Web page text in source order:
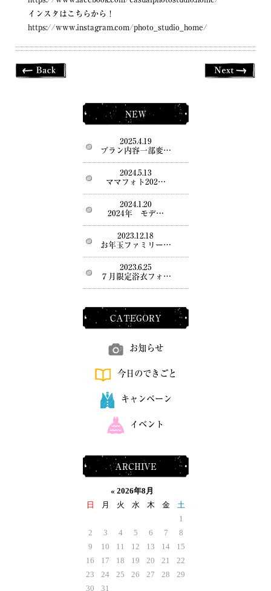
インスタはこちらから！
https://www.instagram.com/photo_studio_home/
NEW
2025.4.19
プラン内容一部変…
2024.5.13
ママフォト202…
2024.1.20
2024年 モデ…
2023.12.18
お年玉ファミリー…
2023.6.25
７月限定浴衣フォ…
CATEGORY
お知らせ
今日のできごと
キャンペーン
イベント
ARCHIVE
« 2026年8月
日
月 火 水 木 金
土
1
2
3 4 5 6 7
8
9
10 11 12 13 14
15
16
17 18 19 20 21
22
23
24 25 26 27 28
29
30
31